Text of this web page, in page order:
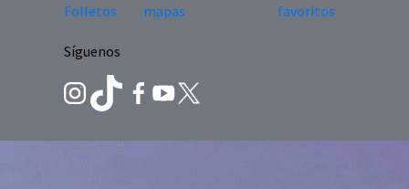
Folletos
mapas
favoritos
Síguenos